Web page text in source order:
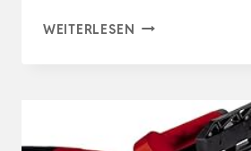
WEITERLESEN 4-
HOCHENTASTER